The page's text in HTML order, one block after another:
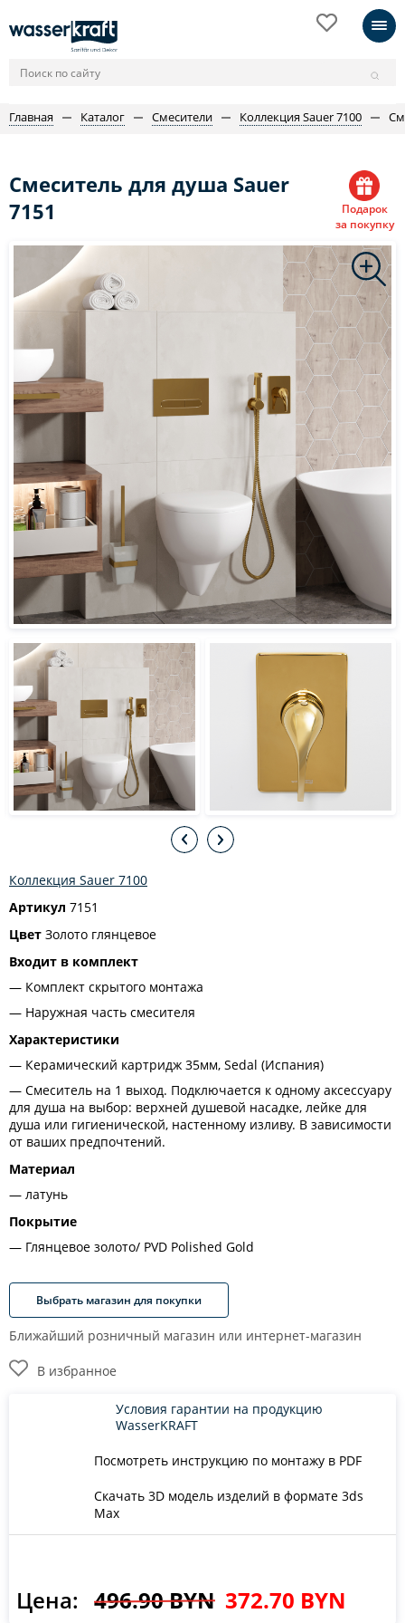
Главная Каталог Смесители Коллекция Sauer 7100
Смеситель для душа Sauer
7151
Подарок
за покупку
Коллекция Sauer 7100
Артикул 7151
Цвет Золото глянцевое
Входит в комплект
Комплект скрытого монтажа
Наружная часть смесителя
Характеристики
Керамический картридж 35мм, Sedal (Испания)
Смеситель на 1 выход. Подключается к одному аксессуару
для душа на выбор: верхней душевой насадке, лейке для
душа или гигиенической, настенному изливу. В зависимости
от ваших предпочтений.
Материал
латунь
Покрытие
Глянцевое золото/ PVD Polished Gold
Выбрать магазин для покупки
Ближайший розничный магазин или интернет-магазин
В избранное
Посмотреть инструкцию по монтажу в PDF
Скачать 3D модель изделий в формате 3ds
Max
Условия гарантии на продукцию
WasserKRAFT
Цена: 496.90 BYN 372.70 BYN